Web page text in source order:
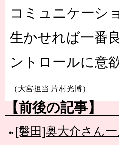
コミュニケーシ
生かせれば一番
ントロールに意
（大宮担当 片村光博）
【前後の記事】
[磐田]奥大介さん